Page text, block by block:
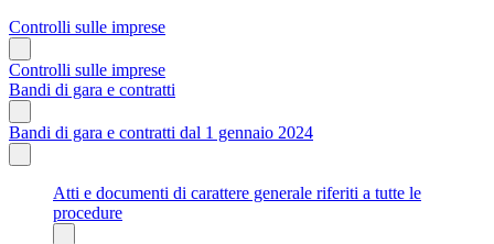
Controlli sulle imprese
Controlli sulle imprese
Bandi di gara e contratti
Bandi di gara e contratti dal 1 gennaio 2024
Atti e documenti di carattere generale riferiti a tutte le
procedure